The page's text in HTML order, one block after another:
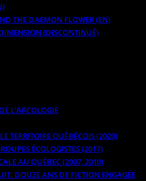
THE DAEMON FLOWER (EN)
(DISCONTINUÉ)
L’ARCOLOGIE
TERRITOIRE QUÉBÉCOIS (2020)
ÉCOLOGISTES (2017)
AU QUÉBEC (2007, 2010)
DOUZE ANS DE FICTION ENGAGÉE